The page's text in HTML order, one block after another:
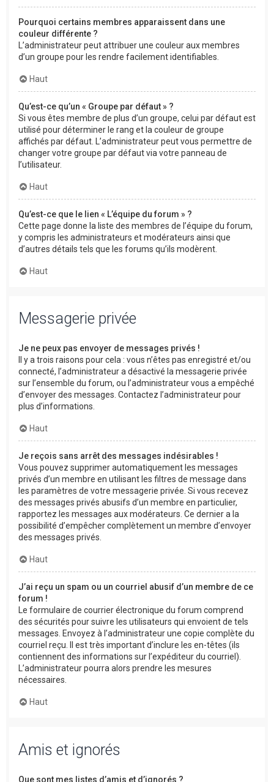
Pourquoi certains membres apparaissent dans une
couleur différente ?
L’administrateur peut attribuer une couleur aux membres
d’un groupe pour les rendre facilement identifiables.
Haut
Qu’est-ce qu’un « Groupe par défaut » ?
Si vous êtes membre de plus d’un groupe, celui par défaut est
utilisé pour déterminer le rang et la couleur de groupe
affichés par défaut. L’administrateur peut vous permettre de
changer votre groupe par défaut via votre panneau de
l’utilisateur.
Haut
Qu’est-ce que le lien « L’équipe du forum » ?
Cette page donne la liste des membres de l’équipe du forum,
y compris les administrateurs et modérateurs ainsi que
d’autres détails tels que les forums qu’ils modèrent.
Haut
Messagerie privée
Je ne peux pas envoyer de messages privés !
Il y a trois raisons pour cela : vous n’êtes pas enregistré et/ou
connecté, l’administrateur a désactivé la messagerie privée
sur l’ensemble du forum, ou l’administrateur vous a empêché
d’envoyer des messages. Contactez l’administrateur pour
plus d’informations.
Haut
Je reçois sans arrêt des messages indésirables !
Vous pouvez supprimer automatiquement les messages
privés d’un membre en utilisant les filtres de message dans
les paramètres de votre messagerie privée. Si vous recevez
des messages privés abusifs d’un membre en particulier,
rapportez les messages aux modérateurs. Ce dernier a la
possibilité d’empêcher complètement un membre d’envoyer
des messages privés.
Haut
J’ai reçu un spam ou un courriel abusif d’un membre de ce
forum !
Le formulaire de courrier électronique du forum comprend
des sécurités pour suivre les utilisateurs qui envoient de tels
messages. Envoyez à l’administrateur une copie complète du
courriel reçu. Il est très important d’inclure les en-têtes (ils
contiennent des informations sur l’expéditeur du courriel).
L’administrateur pourra alors prendre les mesures
nécessaires.
Haut
Amis et ignorés
Que sont mes listes d’amis et d’ignorés ?